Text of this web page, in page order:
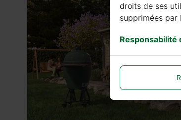
droits de ses
supprimées
Responsabilité